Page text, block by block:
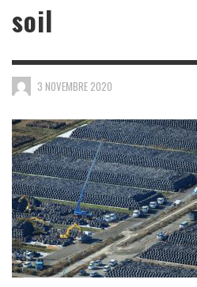
soil
3 NOVEMBRE 2020